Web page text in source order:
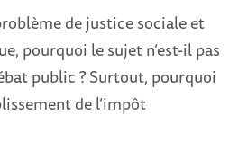
de justice sociale et
pourquoi le sujet n’est-il pas
public ? Surtout, pourquoi
de l’impôt